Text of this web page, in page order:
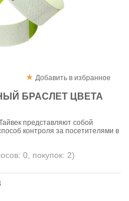
Добавить в избранное
БРАСЛЕТ ЦВЕТА
представляют собой
контроля за посетителями в
0, покупок: 2)